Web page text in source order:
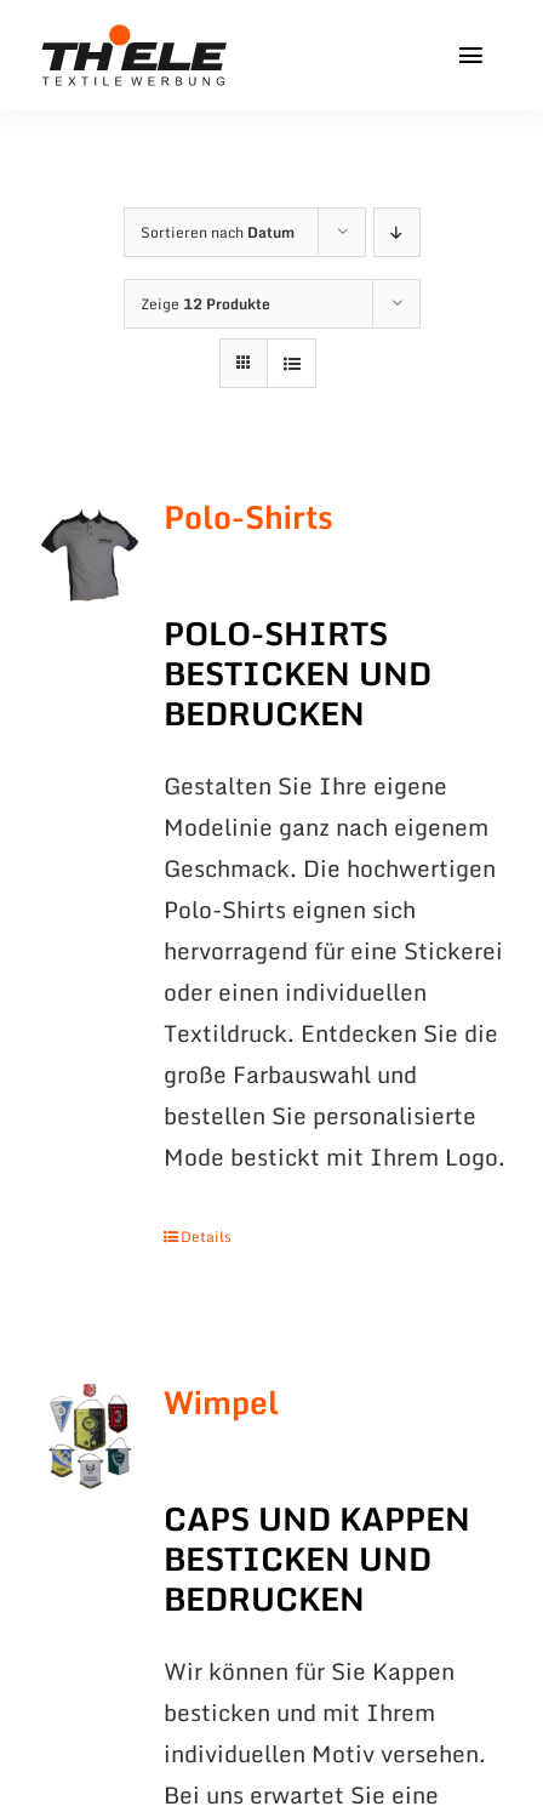
Inhalt
Service & Info
Sortieren nach Datum
Zeige 12 Produkte
Polo-Shirts
POLO-SHIRTS
BESTICKEN UND
BEDRUCKEN
Gestalten Sie Ihre eigene
Modelinie ganz nach eigenem
Geschmack. Die hochwertigen
Polo-Shirts eignen sich
hervorragend für eine Stickerei
oder einen individuellen
Textildruck. Entdecken Sie die
große Farbauswahl und
bestellen Sie personalisierte
Mode bestickt mit Ihrem Logo.
Details
Wimpel
CAPS UND KAPPEN
BESTICKEN UND
BEDRUCKEN
Wir können für Sie Kappen
besticken und mit Ihrem
individuellen Motiv versehen.
Bei uns erwartet Sie eine